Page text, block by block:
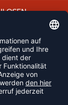
KEINE